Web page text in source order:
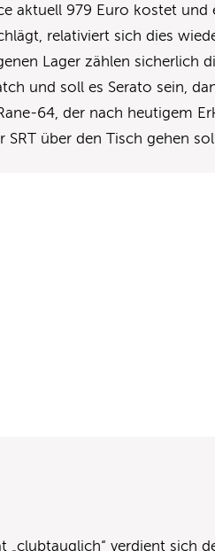
aktuell 979 Euro kostet
relativiert sich dies
Lager zählen
und soll es Serato sein,
64, der nach heutigem
SRT über den Tisch gehen
„clubtauglich“ verdient sich